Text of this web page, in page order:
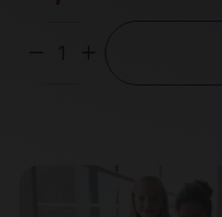
Količina